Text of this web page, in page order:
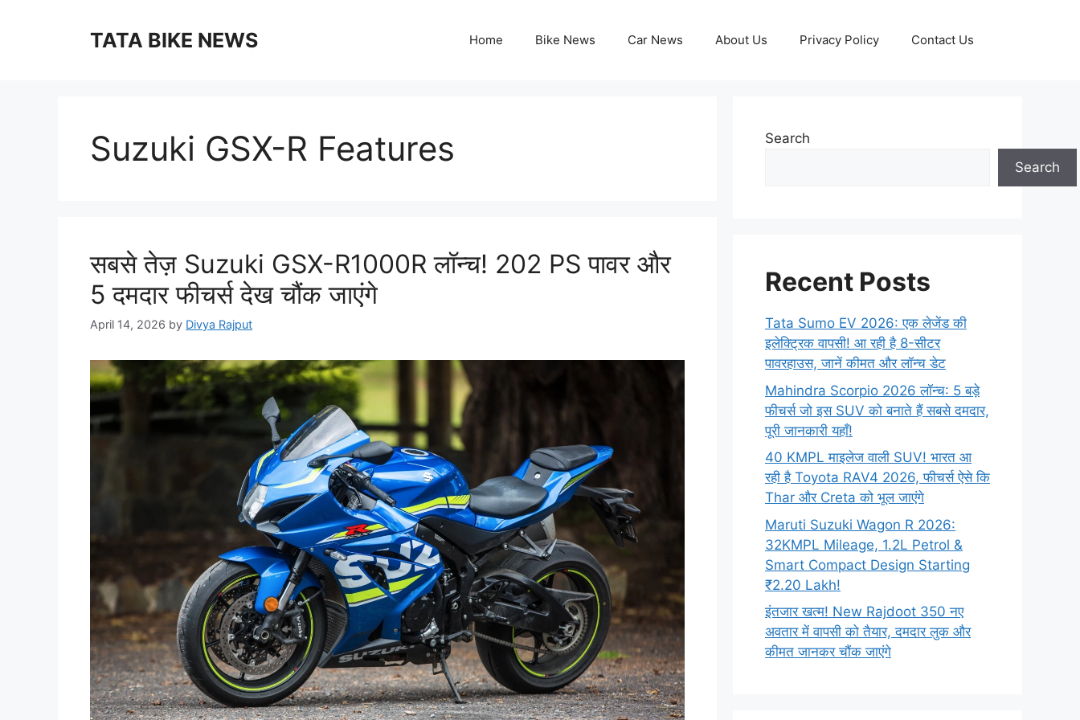
TATA BIKE NEWS Home Bike News Car News About Us Privacy Policy Contact Us
Suzuki GSX-R Features
सबसे तेज़ Suzuki GSX-R1000R लॉन्च! 202 PS पावर और
5 दमदार फीचर्स देख चौंक जाएंगे
April 14, 2026 by Divya Rajput
Search
Search
Recent Posts
Tata Sumo EV 2026: एक लेजेंड की
इलेक्ट्रिक वापसी! आ रही है 8-सीटर
पावरहाउस, जानें कीमत और लॉन्च डेट
Mahindra Scorpio 2026 लॉन्च: 5 बड़े
फीचर्स जो इस SUV को बनाते हैं सबसे दमदार,
पूरी जानकारी यहाँ!
40 KMPL माइलेज वाली SUV! भारत आ
रही है Toyota RAV4 2026, फीचर्स ऐसे कि
Thar और Creta को भूल जाएंगे
Maruti Suzuki Wagon R 2026:
32KMPL Mileage, 1.2L Petrol &
Smart Compact Design Starting
₹2.20 Lakh!
इंतजार खत्म! New Rajdoot 350 नए
अवतार में वापसी को तैयार, दमदार लुक और
कीमत जानकर चौंक जाएंगे